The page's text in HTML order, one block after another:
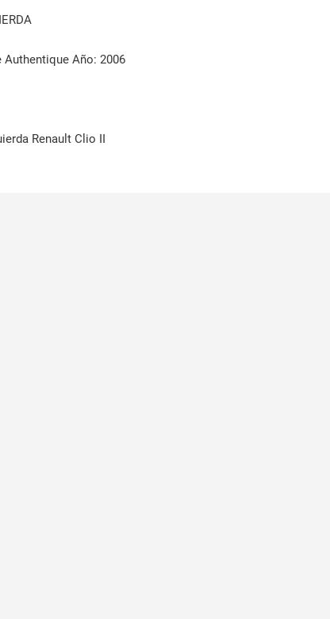
Authentique Año: 2006
Renault Clio II